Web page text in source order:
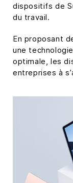
dispositifs de
du travail.
En proposant
une
optimale, les
entreprises à